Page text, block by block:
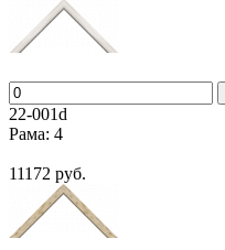
22-001d
Рама: 4
11172 руб.